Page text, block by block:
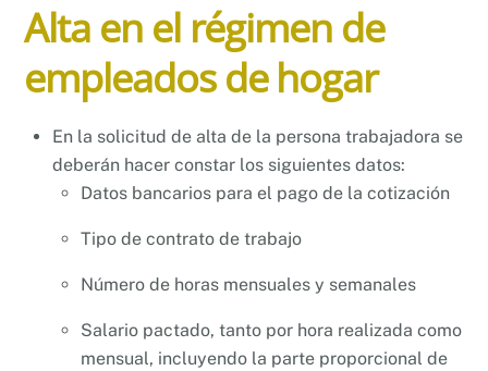
Alta en el régimen de
empleados de hogar
En la solicitud de alta de la persona trabajadora se
deberán hacer constar los siguientes datos:
Datos bancarios para el pago de la cotización
Tipo de contrato de trabajo
Número de horas mensuales y semanales
Salario pactado, tanto por hora realizada como
mensual, incluyendo la parte proporcional de